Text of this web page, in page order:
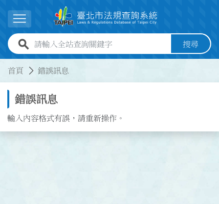
展開選單
全站查詢關鍵字欄位 搜尋
首頁 錯誤訊息
錯誤訊息
輸入內容格式有誤，請重新操作。